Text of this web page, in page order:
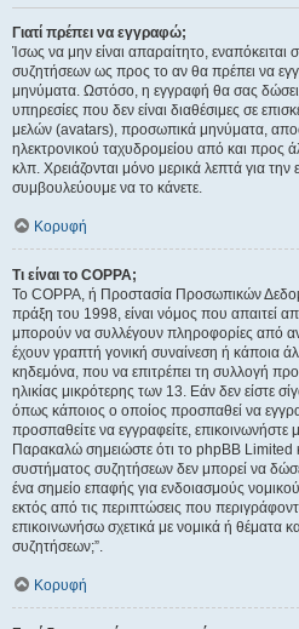
Γιατί πρέπει να εγγραφώ;
Ίσως να μην είναι απαραίτητο, εναπόκειται
συζητήσεων ως προς το αν θα πρέπει να
μηνύματα. Ωστόσο, η εγγραφή θα σας
υπηρεσίες που δεν είναι διαθέσιμες σε
μελών (avatars), προσωπικά μηνύματα,
ηλεκτρονικού ταχυδρομείου από και προς
κλπ. Χρειάζονται μόνο μερικά λεπτά για
συμβουλεύουμε να το κάνετε.
Κορυφή
Τι είναι το COPPA;
Το COPPA, ή Προστασία Προσωπικών
πράξη του 1998, είναι νόμος που απαιτεί
μπορούν να συλλέγουν πληροφορίες από
έχουν γραπτή γονική συναίνεση ή κάποια
κηδεμόνα, που να επιτρέπει τη συλλογή
ηλικίας μικρότερης των 13. Εάν δεν είστε
όπως κάποιος ο οποίος προσπαθεί να
προσπαθείτε να εγγραφείτε,
Παρακαλώ σημειώστε ότι το phpBB Limited
συστήματος συζητήσεων δεν μπορεί να
ένα σημείο επαφής για ενδοιασμούς
εκτός από τις περιπτώσεις που
επικοινωνήσω σχετικά με νομικά ή
συζητήσεων;”.
Κορυφή